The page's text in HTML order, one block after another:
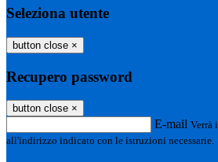
Seleziona utente
button close ×
Recupero password
button close ×
E-mail Verrà
all'indirizzo indicato con le istruzioni necessarie.